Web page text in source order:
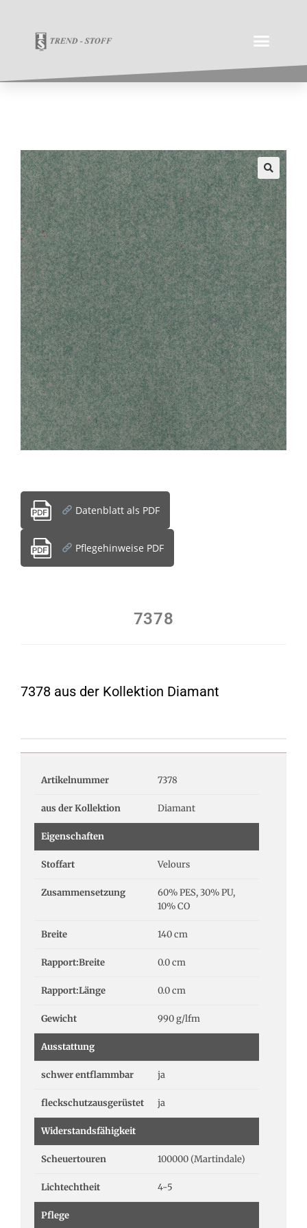
Datenblatt als PDF
Pflegehinweise PDF
7378
7378 aus der Kollektion Diamant
Artikelnummer 7378
aus der Kollektion Diamant
Eigenschaften
Stoffart Velours
Zusammensetzung
60% PES, 30% PU,
10% CO
Breite 140 cm
Rapport:Breite 0.0 cm
Rapport:Länge 0.0 cm
Gewicht 990 g/lfm
Ausstattung
schwer entflammbar ja
fleckschutzausgerüstet ja
Widerstandsfähigkeit
Scheuertouren 100000 (Martindale)
Lichtechtheit 4-5
Pflege